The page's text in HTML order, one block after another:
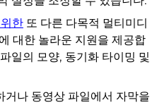
한 또 다른 다목적 멀티미디
대한 놀라운 지원을 제공합
일의 모양, 동기화 타이밍 및
거나 동영상 파일에서 자막을